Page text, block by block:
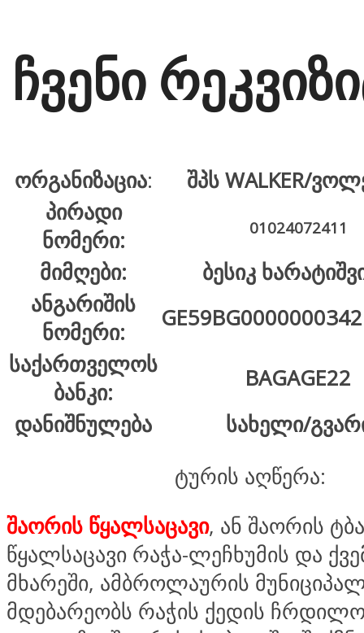
ჩვენი
ორგანიზაცია:
შპს WALKER/
პირადი
ნომერი:
01024072411
მიმღები:
ბესიკ
ანგარიშის
ნომერი:
საქართველოს
ბანკი:
BAGAGE22
დანიშნულება
სახელი/
ტურის აღწერა:
შაორის წყალსაცავი, ან შაორის
წყალსაცავი რაჭა-ლეჩხუმის და
მხარეში, ამბროლაურის
მდებარეობს რაჭის ქედის